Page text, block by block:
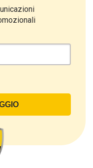
S.r.l., con
snc 00072 –
i
alla sede
ai fini della
riferimento a
per
fisiche sono
mentre le persone